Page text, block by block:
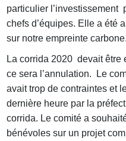
particulier l’investissement
chefs d’équipes. Elle a été
sur notre empreinte carbone.
La corrida 2020 devait être
ce sera l’annulation. Le
avait trop de contraintes et
dernière heure par la
corrida. Le comité a
bénévoles sur un projet